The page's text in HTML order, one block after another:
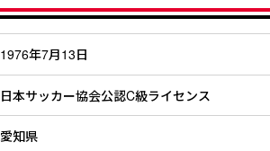
1976年7月13日
日本サッカー協会公認C級ライセンス
愛知県